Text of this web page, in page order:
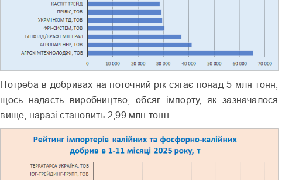
Потреба в добривах на поточний рік сягає понад 5 млн тонн,
щось надасть виробництво, обсяг імпорту, як зазначалося
вище, наразі становить 2,99 млн тонн.